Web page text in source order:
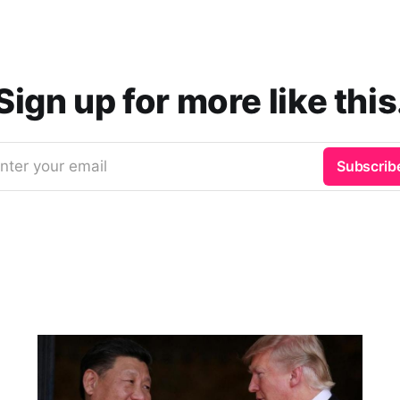
up for more like
your email